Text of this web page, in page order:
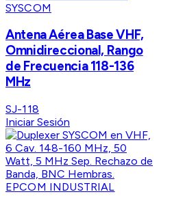
SYSCOM
Antena Aérea Base VHF,
Omnidireccional, Rango
de Frecuencia 118-136
MHz
SJ-118
Iniciar Sesión
EPCOM INDUSTRIAL